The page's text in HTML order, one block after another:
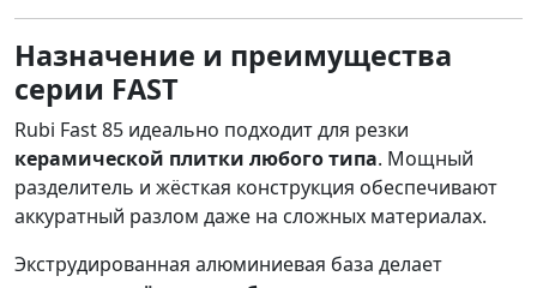
Назначение и преимущества
серии FAST
Rubi Fast 85 идеально подходит для резки
керамической плитки любого типа. Мощный
разделитель и жёсткая конструкция обеспечивают
аккуратный разлом даже на сложных материалах.
Экструдированная алюминиевая база делает